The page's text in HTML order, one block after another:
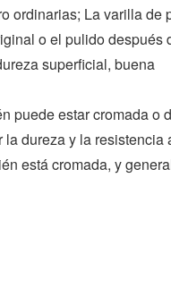
ordinarias; La varilla de
o el pulido después
superficial, buena
puede estar cromada o
dureza y la resistencia
está cromada, y